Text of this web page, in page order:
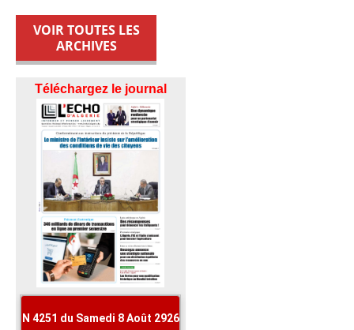
VOIR TOUTES LES
ARCHIVES